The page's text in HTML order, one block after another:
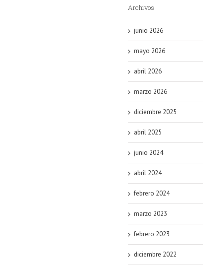
Archivos
junio 2026
mayo 2026
abril 2026
marzo 2026
diciembre 2025
abril 2025
junio 2024
abril 2024
febrero 2024
marzo 2023
febrero 2023
diciembre 2022